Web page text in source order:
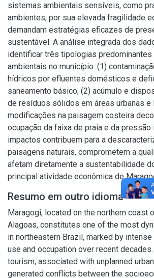
sistemas ambientais sensíveis, como
ambientes, por sua elevada fragilidade
demandam estratégias eficazes de
sustentável. A análise integrada dos
identificar três tipologias
ambientais no município: (1)
hídricos por efluentes domésticos e
saneamento básico; (2) acúmulo e
de resíduos sólidos em áreas urbanas e
modificações na paisagem costeira
ocupação da faixa de praia e da pressão
impactos contribuem para a
paisagens naturais, comprometem a
afetam diretamente a sustentabilidade
principal atividade econômica de
Resumo em outro idioma
Maragogi, located on the northern coast
Alagoas, constitutes one of the most
in northeastern Brazil, marked by
use and occupation over recent
tourism, associated with unplanned
generated conflicts between the